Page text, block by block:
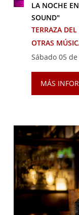
LA NOCHE
SOUND"
TERRAZA
OTRAS
Sábado 05
MÁS